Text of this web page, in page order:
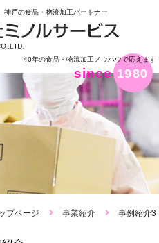
戸の食品・物流加工パートナー
since 1980
40年の食品・物流加工ノウハウで応えます
プページ 事業紹介 事例紹介3